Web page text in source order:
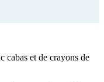
cabas et de crayons de